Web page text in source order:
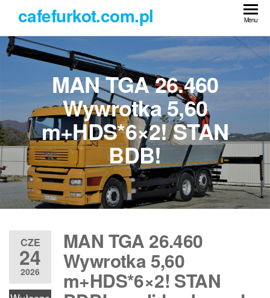
treści
cafefurkot.com.pl Menu
MAN TGA 26.460
Wywrotka 5,60
m+HDS*6×2! STAN
BDB!
CZE
24
2026
MAN TGA 26.460
Wywrotka 5,60
m+HDS*6×2! STAN